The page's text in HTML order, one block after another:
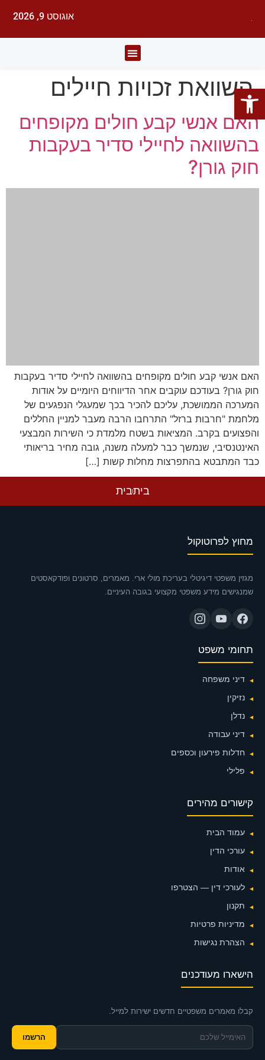
אוגוסט 9, 2026
השוואת זכויות חיילים
האם אנשי קבע חולים מקופחים
בהשוואה לחיילי סדיר בעקבות
חוק גורן?
האם אנשי קבע חולים מקופחים בהשוואה לחיילי סדיר בעקבות
חוק גורן? בעודכם עוקבים אחר הדיווחים היומיים על אודות
המערכה הממושכת, עליכם להכיר בכך שמעגלי הנפגעים של
מלחמת "חרבות ברזל" התרחבו הרבה מעבר למניין החללים
והפצועים בקרב. המציאות בשטח מלמדת כי השירות המבצעי
האינטנסיבי, שנמשך כבר למעלה משנה, גובה מחיר בריאותי
כבד המתבטא בהתפרצות מחלות קשות […]
ביתבית
מחוץ לפרוטוקול
מגזין משפטי דיגיטלי בעריכת מולי ארי. מאמרים, סרטונים ופודקאסטים
שמנגישים מידע משפטי מקצועי בגובה העיניים.
תחומי משפט
דיני משפחה
נזיקין
נדלן
דיני עבודה
חדלות פירעון וכספים
פלילי
קישורים מהירים
עמוד הבית
עורכי הדין
אודות
לעורכי דין — הצטרפו
תקנון
מדיניות פרטיות
הצהרת נגישות
הישארו מעודכנים
קבלו מאמרים משפטיים חדשים ישירות למייל.
הרשמו
פתח סרגל נגישות